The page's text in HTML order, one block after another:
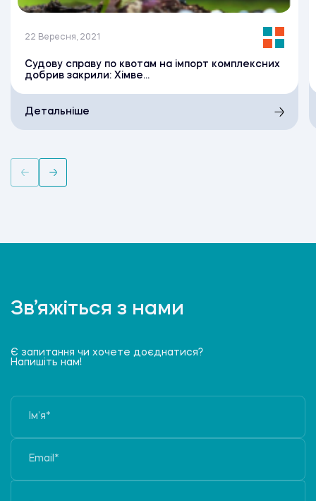
22 Вересня, 2021
Судову справу по квотам на імпорт комплексних
добрив закрили: Хімве...
Детальніше
Зв’яжіться з нами
Є запитання чи хочете доєднатися?
Напишіть нам!